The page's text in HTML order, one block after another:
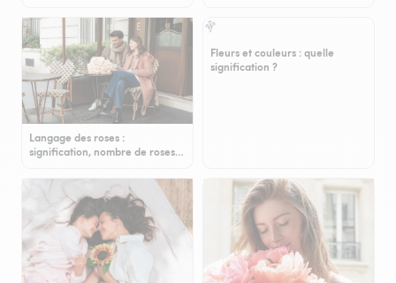
Langage des roses :
signification, nombre de roses…
Fleurs et couleurs : quelle
signification ?